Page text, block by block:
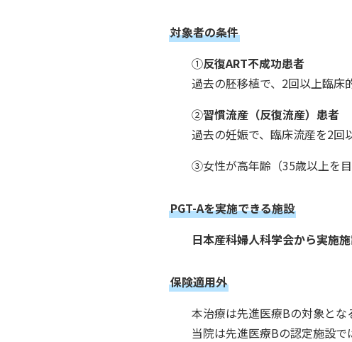
対象者の条件
①反復ART不成功患者
過去の胚移植で、2回以上臨床
②習慣流産（反復流産）患者
過去の妊娠で、臨床流産を2回
③女性が高年齢（35歳以上を
PGT-Aを実施できる施設
日本産科婦人科学会から実施
保険適用外
本治療は先進医療Bの対象とな
当院は先進医療Bの認定施設で